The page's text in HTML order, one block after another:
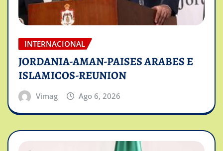
INTERNACIONAL
JORDANIA-AMAN-PAISES ARABES E
ISLAMICOS-REUNION
Vimag Ago 6, 2026